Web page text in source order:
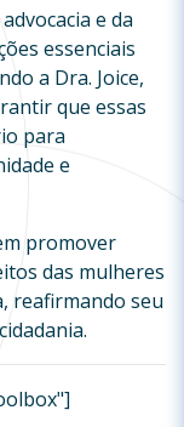
e da
essenciais
a Dra. Joice,
que essas
para
e
promover
das mulheres
reafirmando seu